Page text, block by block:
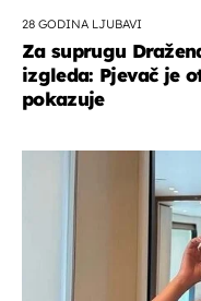
28 GODINA LJUBAVI
Za suprugu
izgleda: Pjevač je
pokazuje